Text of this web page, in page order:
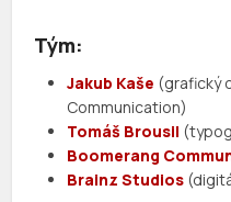
Tým:
Jakub Kaše (grafický
Communication)
Tomáš Brousil
Boomerang
Brainz Studios